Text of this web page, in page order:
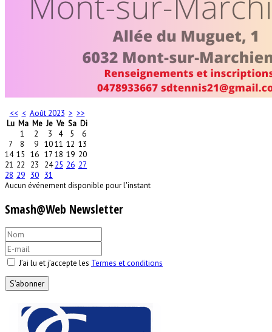
<< < Août 2023 > >>
Lu Ma Me Je Ve Sa Di
1
2 3 4 5
6
7
8 9 1011 12 13
14 15 16 17 18 19 20
21 22 23 24 25 26 27
28 29 30 31
Aucun événement disponible pour l'instant
Smash@Web Newsletter
J’ai lu et j’accepte les Termes et conditions